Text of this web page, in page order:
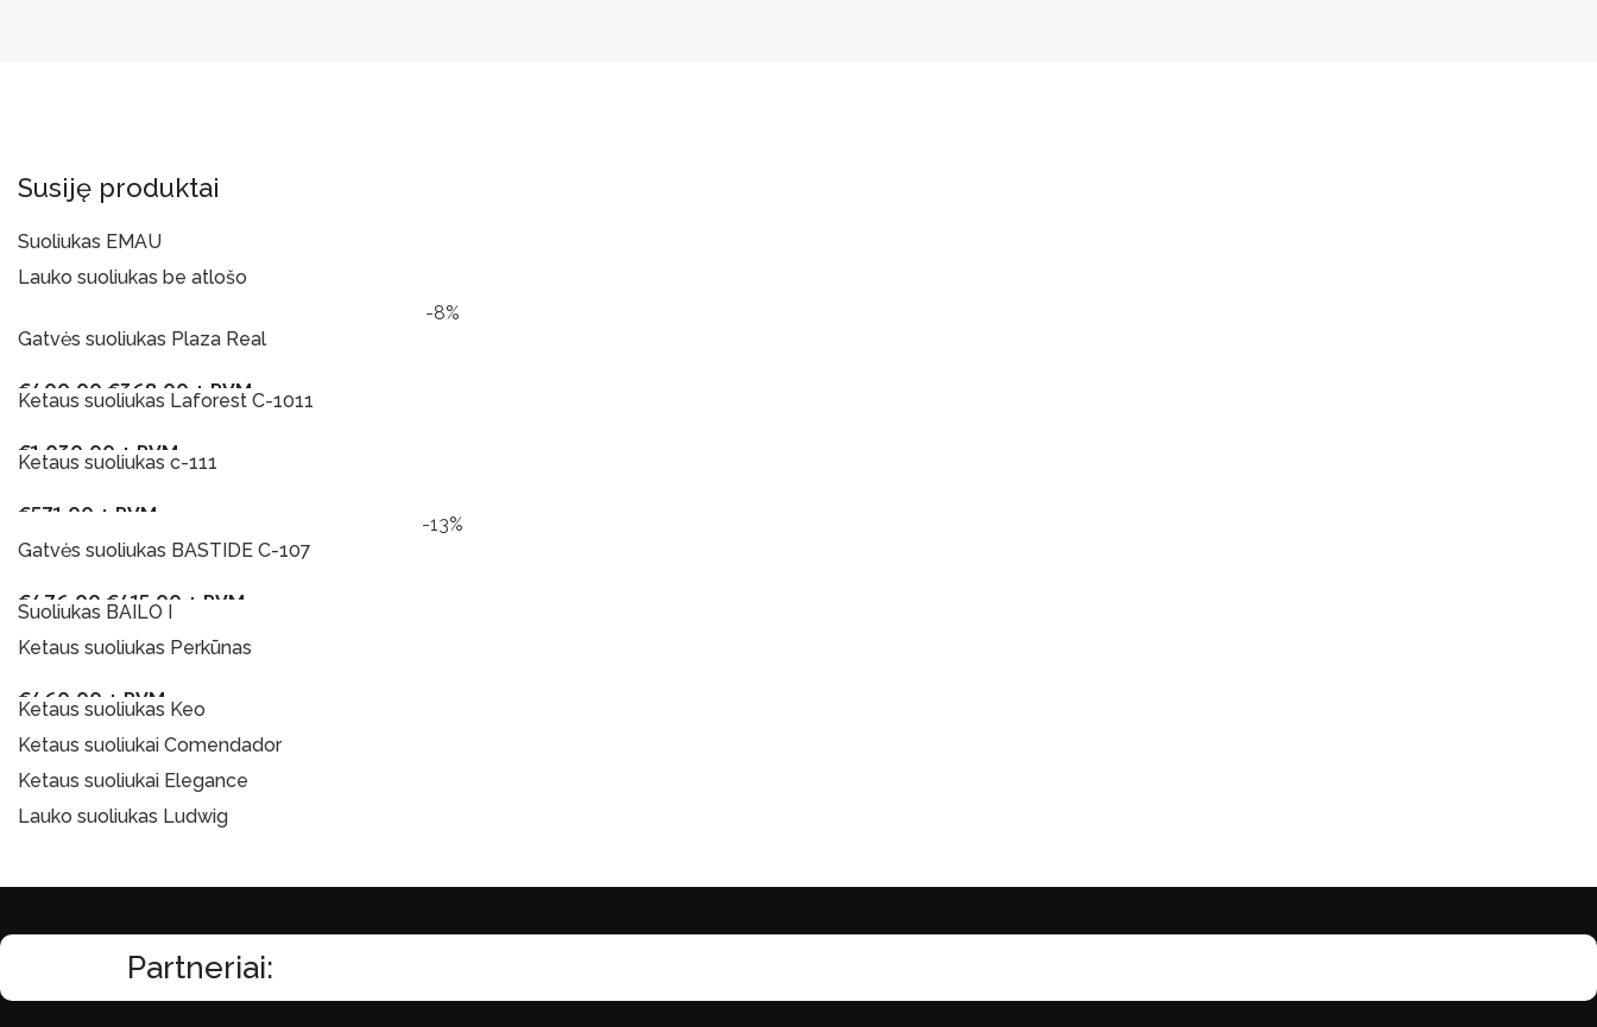
Susiję produktai
Suoliukas EMAU
Lauko suoliukas be atlošo
Į Krepšelį
-8%
Gatvės suoliukas Plaza Real
€400.00 €368.00 + PVM
Ketaus suoliukas Laforest C-1011
€1,030.00+ PVM
Ketaus suoliukas c-111
€571.00 + PVM
Į Krepšelį
-13%
Gatvės suoliukas BASTIDE C-107
€476.00 €415.00 + PVM
Suoliukas BAILO I
Ketaus suoliukas Perkūnas
€460.00 + PVM
Ketaus suoliukas Keo
Ketaus suoliukai Comendador
Ketaus suoliukai Elegance
Lauko suoliukas Ludwig
Partneriai: